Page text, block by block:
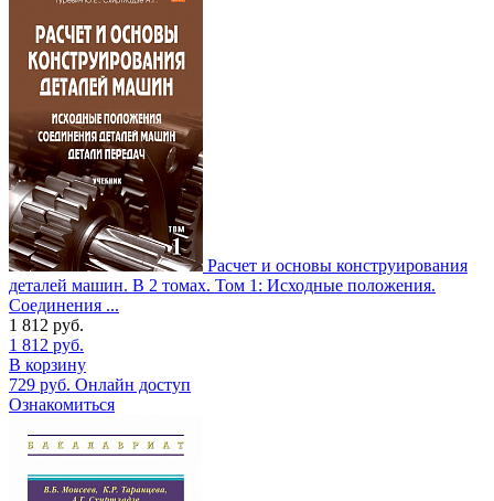
Расчет и основы конструирования
деталей машин. В 2 томах. Том 1: Исходные положения.
Соединения ...
1 812 руб.
1 812 руб.
В корзину
729 руб. Онлайн доступ
Ознакомиться